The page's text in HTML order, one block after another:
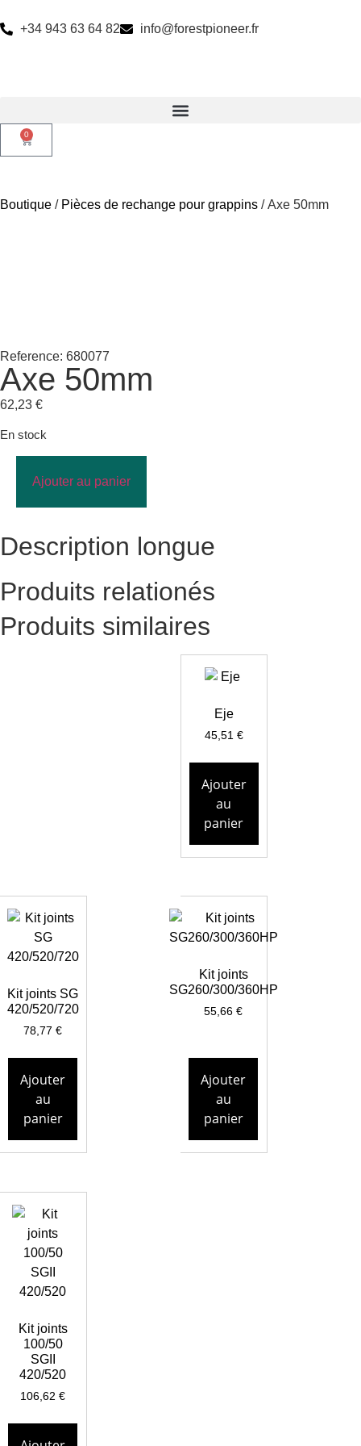
+34 943 63 64 82 info@forestpioneer.fr
0
Boutique / Pièces de rechange pour grappins / Axe 50mm
Reference: 680077
Axe 50mm
62,23 €
En stock
Ajouter au panier
Description longue
Produits relationés
Produits similaires
Eje
45,51 €
Ajouter
au
panier
Kit joints SG
420/520/720
78,77€
Ajouter
au
panier
Kit joints
SG260/300/360HP
55,66€
Ajouter
au
panier
Kit joints
100/50
SGII
420/520
106,62€